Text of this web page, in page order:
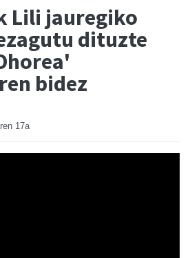
Lili jauregiko
dituzte
bidez
17a